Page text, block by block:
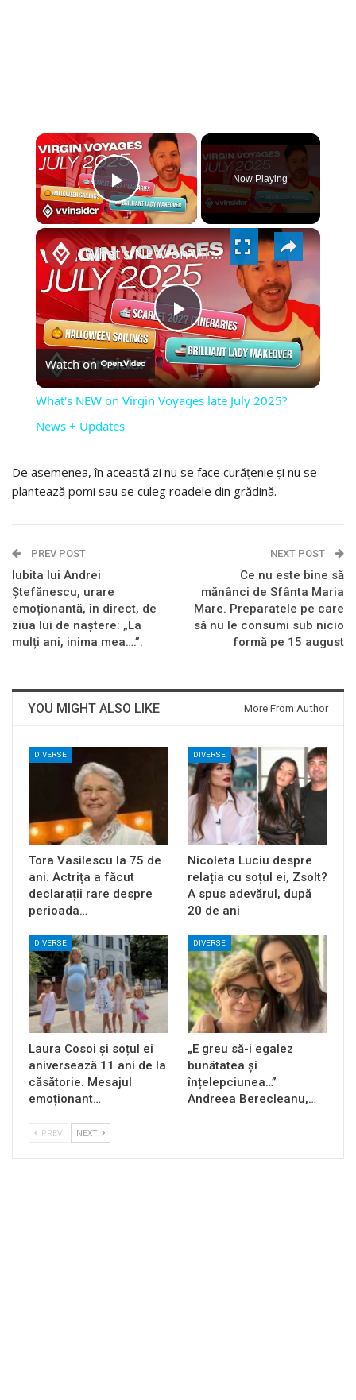
×
PLAY
VIDEO
Now Playing
×
PLAY
VIDEO
What's NEW on Virgin Voyages late July 2025? News + Updates
Watch on
What's NEW on Virgin Voyages late July 2025?
News + Updates
De asemenea, în această zi nu se face curățenie și nu se
plantează pomi sau se culeg roadele din grădină.
PREV POST
Iubita lui Andrei
Ștefănescu, urare
emoționantă, în direct, de
ziua lui de naștere: „La
mulți ani, inima mea….”.
NEXT POST
Ce nu este bine să
mănânci de Sfânta Maria
Mare. Preparatele pe care
să nu le consumi sub nicio
formă pe 15 august
YOU MIGHT ALSO LIKE More From Author
DIVERSE
Tora Vasilescu la 75 de
ani. Actrița a făcut
declarații rare despre
perioada…
DIVERSE
Nicoleta Luciu despre
relația cu soțul ei, Zsolt?
A spus adevărul, după
20 de ani
DIVERSE
Laura Cosoi și soțul ei
aniversează 11 ani de la
căsătorie. Mesajul
emoționant…
DIVERSE
„E greu să-i egalez
bunătatea și
înțelepciunea…”
Andreea Berecleanu,…
PREV NEXT